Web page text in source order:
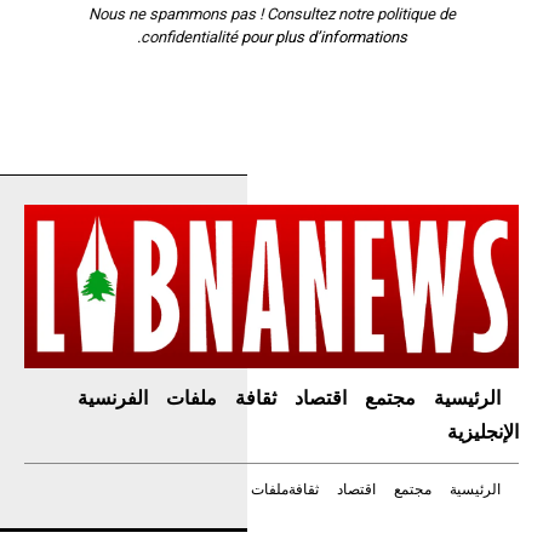
Nous ne spammons pas ! Consultez notre politique de
confidentialitépour plus d’informations.
الرئيسية مجتمع اقتصاد ثقافة ملفات
الفرنسية
الإنجليزية
الرئيسية مجتمع اقتصاد ثقافةملفات